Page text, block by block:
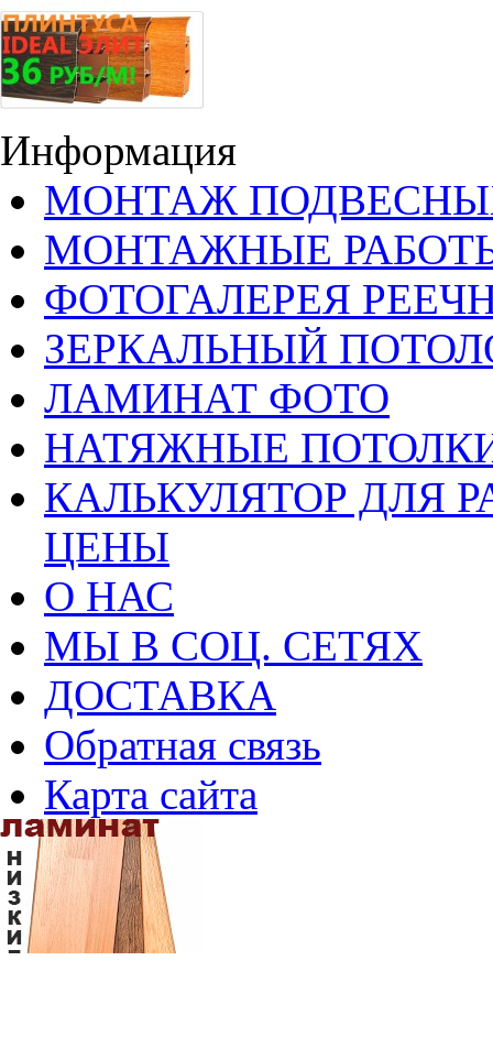
Информация
МОНТАЖ ПОДВЕСНЫХ
МОНТАЖНЫЕ
ФОТОГАЛЕРЕЯ
ЗЕРКАЛЬНЫЙ
ЛАМИНАТ ФОТО
НАТЯЖНЫЕ
КАЛЬКУЛЯТОР ДЛЯ
ЦЕНЫ
О НАС
МЫ В СОЦ. СЕТЯХ
ДОСТАВКА
Обратная связь
Карта сайта